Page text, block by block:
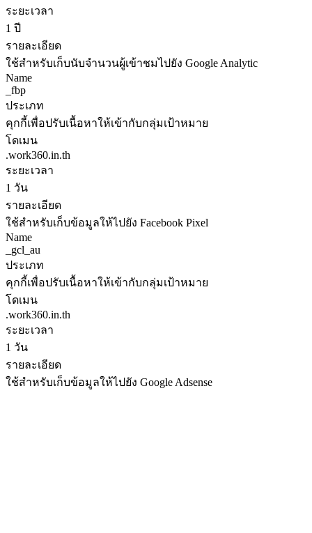
ระยะเวลา
1 ปี
รายละเอียด
ใช้สำหรับเก็บนับจำนวนผู้เข้าชมไปยัง Google Analytic
Name
_fbp
ประเภท
คุกกี้เพื่อปรับเนื้อหาให้เข้ากับกลุ่มเป้าหมาย
โดเมน
.work360.in.th
ระยะเวลา
1 วัน
รายละเอียด
ใช้สำหรับเก็บข้อมูลให้ไปยัง Facebook Pixel
Name
_gcl_au
ประเภท
คุกกี้เพื่อปรับเนื้อหาให้เข้ากับกลุ่มเป้าหมาย
โดเมน
.work360.in.th
ระยะเวลา
1 วัน
รายละเอียด
ใช้สำหรับเก็บข้อมูลให้ไปยัง Google Adsense